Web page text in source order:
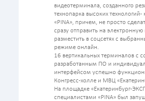
видеотерминала, созданного
технопарка высоких
«PINA», причем, не просто
сразу отправить на электронную
разместить в соцсетях с
режиме онлайн.
16 вертикальных терминалов с
разработанным ПО и
интерфейсом успешно
Конгресс-холле и МВЦ
На площадке «Екатеринбург-
специалистами «PINA» был